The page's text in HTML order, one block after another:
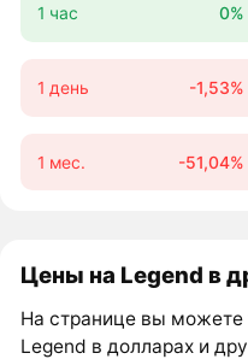
1 час 0%
1 день -1,53%
1 мес. -51,04%
Цены на Legend в
На странице вы можете
Legend в долларах и